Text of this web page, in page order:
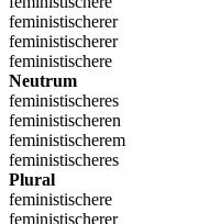
feministischerer
feministischerer
feministischere
Neutrum
feministischeres
feministischeren
feministischerem
feministischeres
Plural
feministischere
feministischerer